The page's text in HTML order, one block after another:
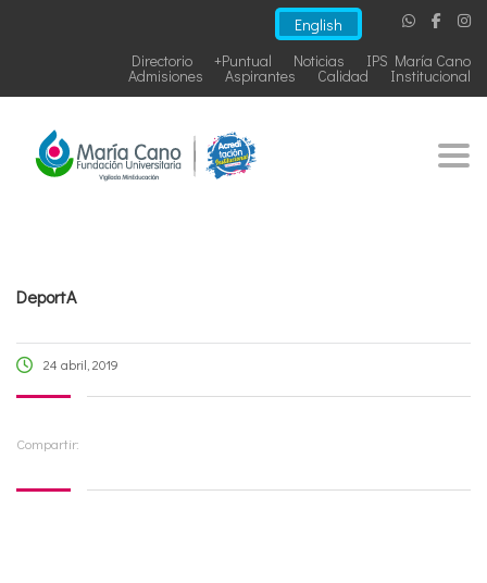
English
IPS María Cano
Noticias
+Puntual
Directorio
Institucional
Calidad
Aspirantes
Admisiones
DeportA
24 abril, 2019
Compartir: